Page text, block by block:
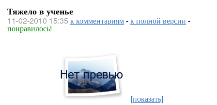
Тяжело в ученье
11-02-2010 15:35 к комментариям-к полной версии -
понравилось!
[показать]